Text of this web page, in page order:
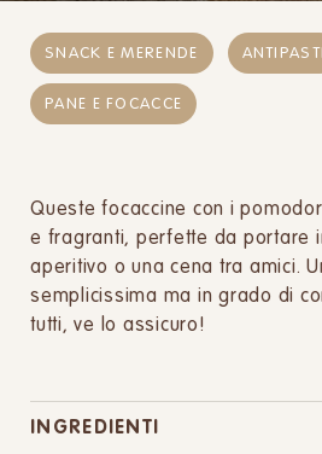
SNACK E MERENDE ANTIPASTI
PANE E FOCACCE
Queste focaccine con i
e fragranti, perfette da portare
aperitivo o una cena tra amici.
semplicissima ma in grado di
tutti, ve lo assicuro!
INGREDIENTI